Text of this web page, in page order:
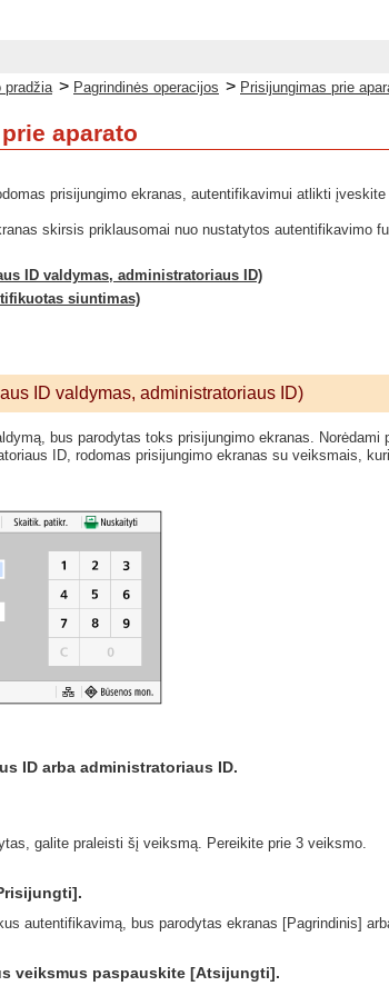
pradžia > Pagrindinės operacijos > Prisijungimas prie
aparato
prisijungimo ekranas, autentifikavimui atlikti
skirsis priklausomai nuo nustatytos autentifikavimo
ID valdymas, administratoriaus ID)
siuntimas)
ID valdymas, administratoriaus ID)
bus parodytas toks prisijungimo ekranas.
ID, rodomas prisijungimo ekranas su veiksmais,
ID arba administratoriaus ID.
galite praleisti šį veiksmą. Pereikite prie 3 veiksmo.
autentifikavimą, bus parodytas ekranas [Pagrindinis]
veiksmus paspauskite [Atsijungti].